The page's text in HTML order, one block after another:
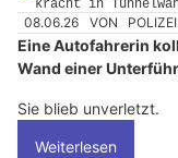
08.06.26 VON
Eine Autofahrerin
Wand einer
Sie blieb unverletzt.
Weiterlesen